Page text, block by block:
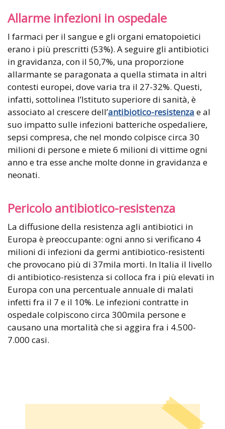
Allarme infezioni in ospedale
I farmaci per il sangue e gli organi ematopoietici
erano i più prescritti (53%). A seguire gli antibiotici
in gravidanza, con il 50,7%, una proporzione
allarmante se paragonata a quella stimata in altri
contesti europei, dove varia tra il 27-32%. Questi,
infatti, sottolinea l’Istituto superiore di sanità, è
associato al crescere dell’antibiotico-resistenza e al
suo impatto sulle infezioni batteriche ospedaliere,
sepsi compresa, che nel mondo colpisce circa 30
milioni di persone e miete 6 milioni di vittime ogni
anno e tra esse anche molte donne in gravidanza e
neonati.
Pericolo antibiotico-resistenza
La diffusione della resistenza agli antibiotici in
Europa è preoccupante: ogni anno si verificano 4
milioni di infezioni da germi antibiotico-resistenti
che provocano più di 37mila morti. In Italia il livello
di antibiotico-resistenza si colloca fra i più elevati in
Europa con una percentuale annuale di malati
infetti fra il 7 e il 10%. Le infezioni contratte in
ospedale colpiscono circa 300mila persone e
causano una mortalità che si aggira fra i 4.500-
7.000 casi.